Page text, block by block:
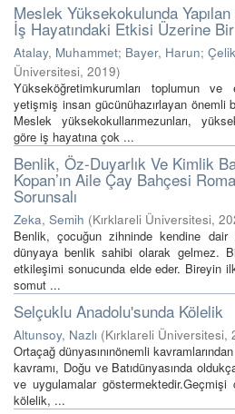
Meslek Yüksekokulunda
İş Hayatındaki Etkisi Üzerine
Atalay, Muhammet; Bayer, Harun;
Üniversitesi, 2019)
Yükseköğretimkurumları toplumun
yetişmiş insan gücünühazırlayan önemli
Meslek yüksekokullarımezunları,
göre iş hayatına çok ...
Benlik, Öz-Duyarlık Ve Kimlik
Kopan’ın Aile Çay Bahçesi
Sorunsalı
Zeka, Semih (Kırklareli Üniversitesi,
Benlik, çocuğun zihninde kendine dair
dünyaya benlik sahibi olarak gelmez.
etkileşimi sonucunda elde eder. Bireyin
somut ...
Selçuklu Anadolu'sunda Kölelik
Altunsoy, Nazlı (Kırklareli Üniversitesi,
Ortaçağ dünyasınınönemli
kavramı, Doğu ve Batıdünyasında
ve uygulamalar
kölelik, ...